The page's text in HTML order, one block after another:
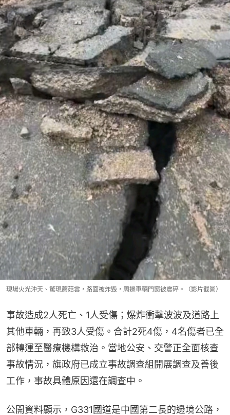
現場火光沖天、驚現蘑菇雲，路面被炸毀，周邊車輛門窗被震碎。（影片截圖）
事故造成2人死亡、1人受傷；爆炸衝擊波波及道路上
其他車輛，再致3人受傷。合計2死4傷，4名傷者已全
部轉運至醫療機構救治。當地公安、交警正全面核查
事故情況，旗政府已成立事故調查組開展調查及善後
工作，事故具體原因還在調查中。
公開資料顯示，G331國道是中國第二長的邊境公路，